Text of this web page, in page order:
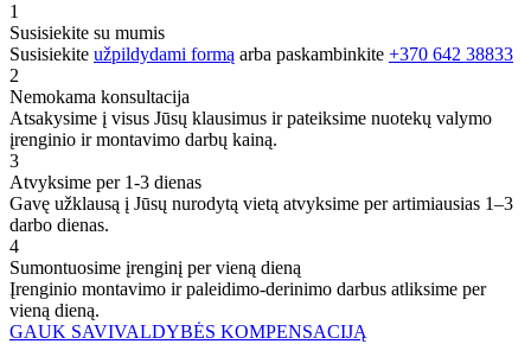
1
Susisiekite su mumis
Susisiekite užpildydami formą arba paskambinkite +370 642 38833
2
Nemokama konsultacija
Atsakysime į visus Jūsų klausimus ir pateiksime nuotekų valymo
įrenginio ir montavimo darbų kainą.
3
Atvyksime per 1-3 dienas
Gavę užklausą į Jūsų nurodytą vietą atvyksime per artimiausias 1–3
darbo dienas.
4
Sumontuosime įrenginį per vieną dieną
Įrenginio montavimo ir paleidimo-derinimo darbus atliksime per
vieną dieną.
GAUK SAVIVALDYBĖS KOMPENSACIJĄ